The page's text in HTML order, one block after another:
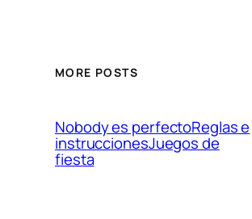
MORE POSTS
Nobody es perfectoReglas e
instruccionesJuegos de
fiesta